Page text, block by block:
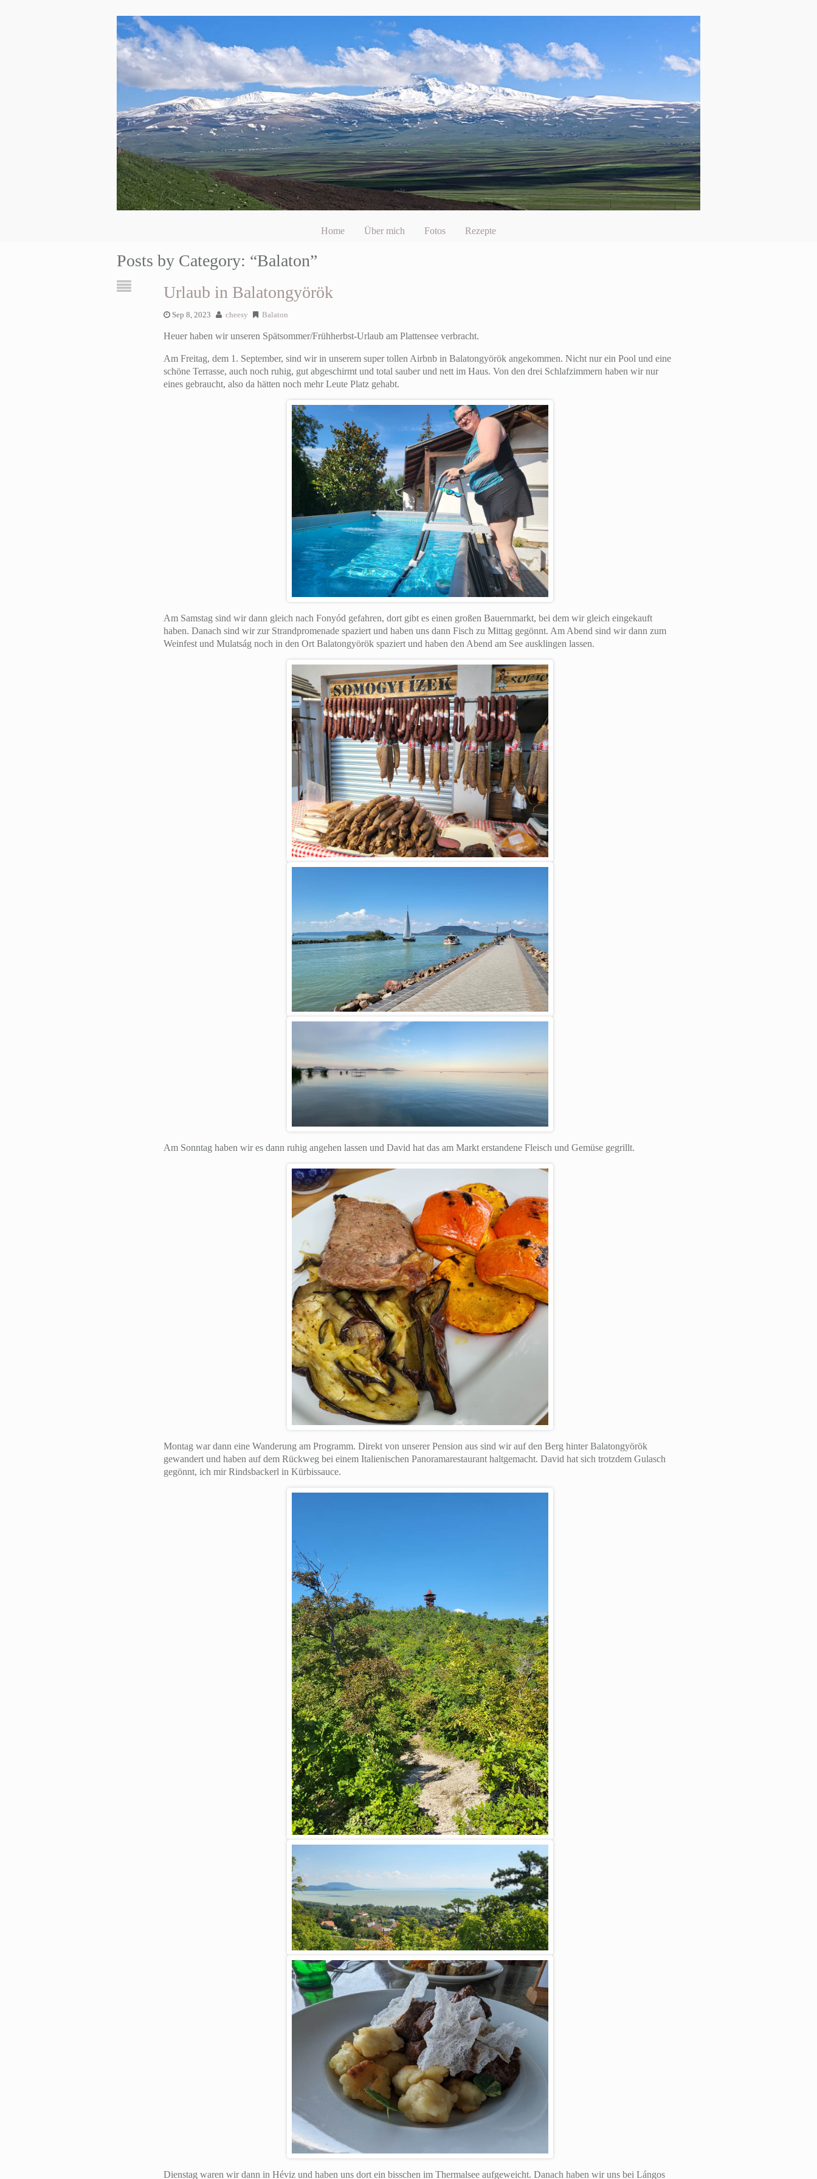
Home Über mich Fotos Rezepte
Posts by Category: “Balaton”
Urlaub in Balatongyörök
Sep 8, 2023 cheesy Balaton
Heuer haben wir unseren Spätsommer/Frühherbst-Urlaub am Plattensee verbracht.
Am Freitag, dem 1. September, sind wir in unserem super tollen Airbnb in Balatongyörök angekommen. Nicht nur ein Pool und eine
schöne Terrasse, auch noch ruhig, gut abgeschirmt und total sauber und nett im Haus. Von den drei Schlafzimmern haben wir nur
eines gebraucht, also da hätten noch mehr Leute Platz gehabt.
Am Samstag sind wir dann gleich nach Fonyód gefahren, dort gibt es einen großen Bauernmarkt, bei dem wir gleich eingekauft
haben. Danach sind wir zur Strandpromenade spaziert und haben uns dann Fisch zu Mittag gegönnt. Am Abend sind wir dann zum
Weinfest und Mulatság noch in den Ort Balatongyörök spaziert und haben den Abend am See ausklingen lassen.
Am Sonntag haben wir es dann ruhig angehen lassen und David hat das am Markt erstandene Fleisch und Gemüse gegrillt.
Montag war dann eine Wanderung am Programm. Direkt von unserer Pension aus sind wir auf den Berg hinter Balatongyörök
gewandert und haben auf dem Rückweg bei einem Italienischen Panoramarestaurant haltgemacht. David hat sich trotzdem Gulasch
gegönnt, ich mir Rindsbackerl in Kürbissauce.
Dienstag waren wir dann in Héviz und haben uns dort ein bisschen im Thermalsee aufgeweicht. Danach haben wir uns bei Lángos